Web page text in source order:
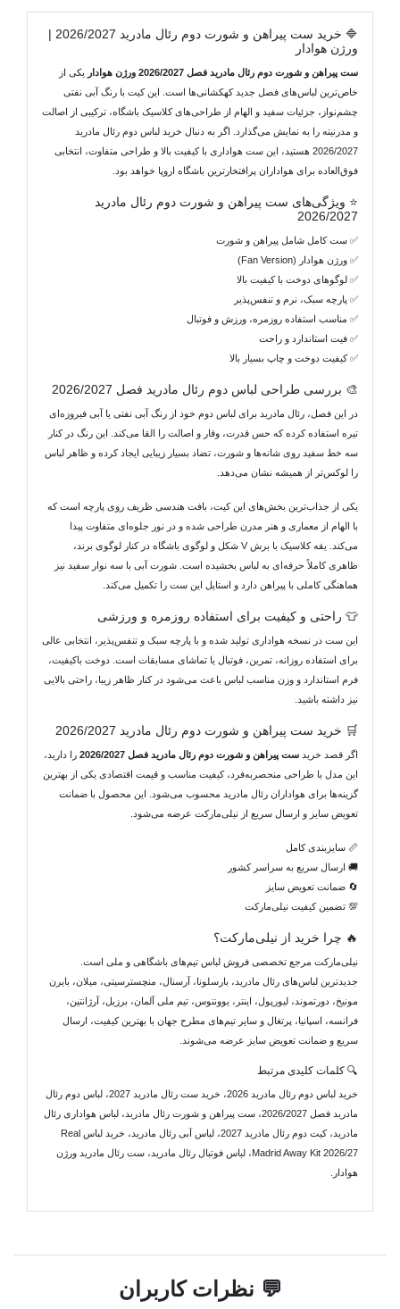
🔷 خرید ست پیراهن و شورت دوم رئال مادرید 2026/2027 |
ورژن هوادار
ست پیراهن و شورت دوم رئال مادرید فصل 2026/2027 ورژن هوادار
یکی از
خاص‌ترین لباس‌های فصل جدید کهکشانی‌ها است. این کیت با رنگ آبی نفتی
چشم‌نواز، جزئیات سفید و الهام از طراحی‌های کلاسیک باشگاه، ترکیبی از اصالت
و مدرنیته را به نمایش می‌گذارد. اگر به دنبال خرید لباس دوم رئال مادرید
2026/2027 هستید، این ست هواداری با کیفیت بالا و طراحی متفاوت، انتخابی
فوق‌العاده برای هواداران پرافتخارترین باشگاه اروپا خواهد بود.
⭐ ویژگی‌های ست پیراهن و شورت دوم رئال مادرید
2026/2027
✅ ست کامل شامل پیراهن و شورت
✅ ورژن هوادار (Fan Version)
✅ لوگوهای دوخت با کیفیت بالا
✅ پارچه سبک، نرم و تنفس‌پذیر
✅ مناسب استفاده روزمره، ورزش و فوتبال
✅ فیت استاندارد و راحت
✅ کیفیت دوخت و چاپ بسیار بالا
🎨 بررسی طراحی لباس دوم رئال مادرید فصل 2026/2027
در این فصل، رئال مادرید برای لباس دوم خود از رنگ آبی نفتی یا آبی فیروزه‌ای
تیره استفاده کرده که حس قدرت، وقار و اصالت را القا می‌کند. این رنگ در کنار
سه خط سفید روی شانه‌ها و شورت، تضاد بسیار زیبایی ایجاد کرده و ظاهر لباس
را لوکس‌تر از همیشه نشان می‌دهد.
یکی از جذاب‌ترین بخش‌های این کیت، بافت هندسی ظریف روی پارچه است که
با الهام از معماری و هنر مدرن طراحی شده و در نور جلوه‌ای متفاوت پیدا
می‌کند. یقه کلاسیک با برش V شکل و لوگوی باشگاه در کنار لوگوی برند،
ظاهری کاملاً حرفه‌ای به لباس بخشیده است. شورت آبی با سه نوار سفید نیز
هماهنگی کاملی با پیراهن دارد و استایل این ست را تکمیل می‌کند.
👕 راحتی و کیفیت برای استفاده روزمره و ورزشی
این ست در نسخه هواداری تولید شده و با پارچه سبک و تنفس‌پذیر، انتخابی عالی
برای استفاده روزانه، تمرین، فوتبال یا تماشای مسابقات است. دوخت باکیفیت،
فرم استاندارد و وزن مناسب لباس باعث می‌شود در کنار ظاهر زیبا، راحتی بالایی
نیز داشته باشید.
🛒 خرید ست پیراهن و شورت دوم رئال مادرید 2026/2027
اگر قصد خرید ست پیراهن و شورت دوم رئال مادرید فصل 2026/2027
را دارید،
این مدل با طراحی منحصربه‌فرد، کیفیت مناسب و قیمت اقتصادی یکی از بهترین
گزینه‌ها برای هواداران رئال مادرید محسوب می‌شود. این محصول با ضمانت
تعویض سایز و ارسال سریع از نیلی‌مارکت عرضه می‌شود.
📏 سایزبندی کامل
🚚 ارسال سریع به سراسر کشور
🔄 ضمانت تعویض سایز
💯 تضمین کیفیت نیلی‌مارکت
🔥 چرا خرید از نیلی‌مارکت؟
نیلی‌مارکت مرجع تخصصی فروش لباس تیم‌های باشگاهی و ملی است.
جدیدترین لباس‌های رئال مادرید، بارسلونا، آرسنال، منچسترسیتی، میلان، بایرن
مونیخ، دورتموند، لیورپول، اینتر، یوونتوس، تیم ملی آلمان، برزیل، آرژانتین،
فرانسه، اسپانیا، پرتغال و سایر تیم‌های مطرح جهان با بهترین کیفیت، ارسال
سریع و ضمانت تعویض سایز عرضه می‌شوند.
🔍 کلمات کلیدی مرتبط
خرید لباس دوم رئال مادرید 2026، خرید ست رئال مادرید 2027، لباس دوم رئال
مادرید فصل 2026/2027، ست پیراهن و شورت رئال مادرید، لباس هواداری رئال
مادرید، کیت دوم رئال مادرید 2027، لباس آبی رئال مادرید، خرید لباس Real
Madrid Away Kit 2026/27، لباس فوتبال رئال مادرید، ست رئال مادرید ورژن
هوادار.
💬 نظرات کاربران